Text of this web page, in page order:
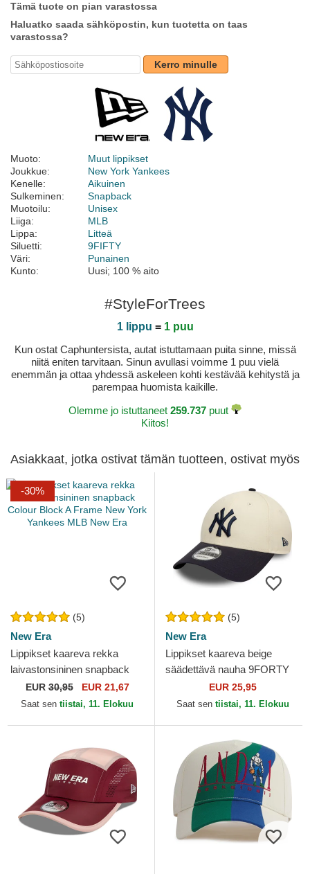
Tämä tuote on pian varastossa
Haluatko saada sähköpostin, kun tuotetta on taas
varastossa?
Kerro minulle
Muoto:
Muut lippikset
Joukkue:
New York Yankees
Kenelle:
Aikuinen
Sulkeminen:
Snapback
Muotoilu:
Unisex
Liiga:
MLB
Lippa:
Litteä
Siluetti:
9FIFTY
Väri:
Punainen
Kunto:
Uusi; 100 % aito
#StyleForTrees
1 lippu = 1 puu
Kun ostat Caphuntersista, autat istuttamaan puita sinne, missä
niitä eniten tarvitaan. Sinun avullasi voimme 1 puu vielä
enemmän ja ottaa yhdessä askeleen kohti kestävää kehitystä ja
parempaa huomista kaikille.
Olemme jo istuttaneet 259.737 puut
Kiitos!
Asiakkaat, jotka ostivat tämän tuotteen, ostivat myös
-30%
(5)
New Era
Lippikset kaareva rekka
laivastonsininen snapback
Colour Block A Frame New
York Yankees MLB New Era
EUR30,95 EUR 21,67
Saat sen tiistai, 11. Elokuu
(5)
New Era
Lippikset kaareva beige
säädettävä nauha 9FORTY
Colour Block New York
Yankees MLB New Era
EUR 25,95
Saat sen tiistai, 11. Elokuu